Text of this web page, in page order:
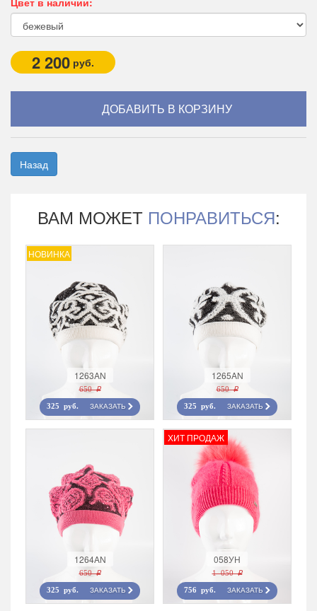
2 200 руб.
Назад
ВАМ МОЖЕТ ПОНРАВИТЬСЯ:
НОВИНКА
1263AN
650 r
325 руб. ЗАКАЗАТЬ
1265AN
650 r
325 руб. ЗАКАЗАТЬ
1264AN
650 r
325 руб. ЗАКАЗАТЬ
ХИТ ПРОДАЖ
058УН
1 050 r
756 руб. ЗАКАЗАТЬ